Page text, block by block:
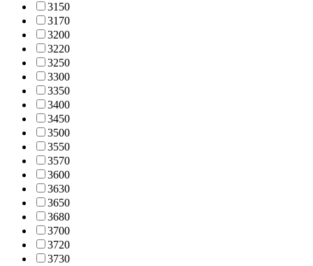
3150
3170
3200
3220
3250
3300
3350
3400
3450
3500
3550
3570
3600
3630
3650
3680
3700
3720
3730